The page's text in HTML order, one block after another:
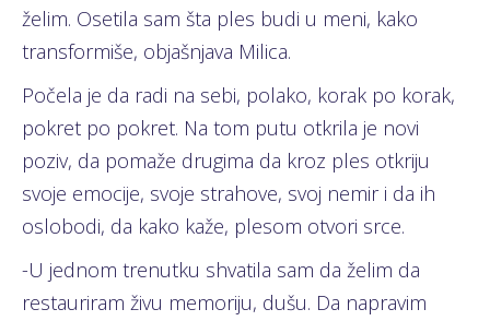
želim. Osetila sam šta ples budi u meni, kako
transformiše, objašnjava Milica.
Počela je da radi na sebi, polako, korak po korak,
pokret po pokret. Na tom putu otkrila je novi
poziv, da pomaže drugima da kroz ples otkriju
svoje emocije, svoje strahove, svoj nemir i da ih
oslobodi, da kako kaže, plesom otvori srce.
-U jednom trenutku shvatila sam da želim da
restauriram živu memoriju, dušu. Da napravim